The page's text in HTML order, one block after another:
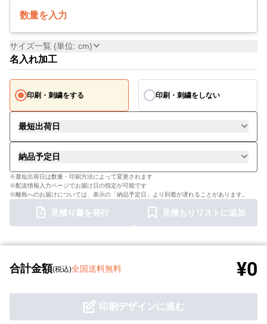
数量を入力
サイズ一覧 (単位: cm)
名入れ加工
印刷・刺繍をする 印刷・刺繍をしない
最短出荷日
納品予定日
※最短出荷日は数量・印刷方法によって変更されます
※配送情報入力ページでお届け日の指定が可能です
※離島へのお届けについては、表示の「納品予定日」より到着が遅れることがあります。
見積り書を発行 見積もりリストに追加
合計金額(税込)全国送料無料 ¥0
印刷デザインに進む